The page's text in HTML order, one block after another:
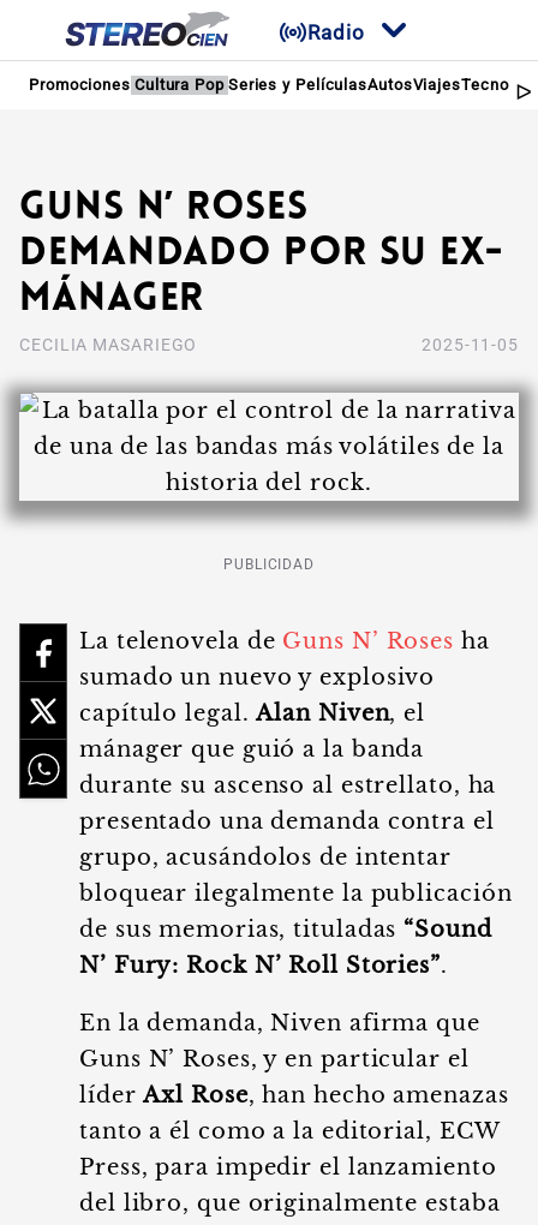
Radio
Promociones Cultura Pop Series y PelículasAutosViajes
Guns N’ Roses
demandado por su ex-
mánager
CECILIA MASARIEGO 2025-11-05
PUBLICIDAD
La telenovela de Guns N’ Roses ha
sumado un nuevo y explosivo
capítulo legal.Alan Niven, el
mánager que guió a la banda
durante su ascenso al estrellato, ha
presentado una demanda contra el
grupo, acusándolos de intentar
bloquear ilegalmente la publicación
de sus memorias, tituladas “Sound
N’ Fury: Rock N’ Roll Stories”.
En la demanda, Niven afirma que
Guns N’ Roses, y en particular el
líderAxl Rose, han hecho amenazas
tanto a él como a la editorial, ECW
Press, para impedir el lanzamiento
del libro, que originalmente estaba